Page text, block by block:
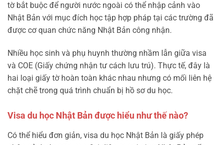
tờ bắt buộc để người nước ngoài có thể nhập cảnh vào
Nhật Bản với mục đích học tập hợp pháp tại các trường đã
được cơ quan chức năng Nhật Bản công nhận.
Nhiều học sinh và phụ huynh thường nhầm lẫn giữa visa
và COE (Giấy chứng nhận tư cách lưu trú). Thực tế, đây là
hai loại giấy tờ hoàn toàn khác nhau nhưng có mối liên hệ
chặt chẽ trong quá trình chuẩn bị hồ sơ du học.
Visa du học Nhật Bản được hiểu như thế nào?
Có thể hiểu đơn giản, visa du học Nhật Bản là giấy phép